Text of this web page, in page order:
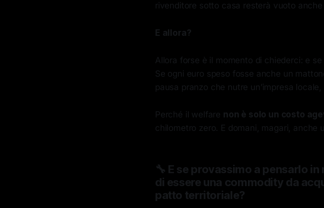
rivenditore sotto casa resterà vuoto anche
E allora?
Allora forse è il momento di chiederci: e se
Se ogni euro speso fosse anche un
pausa pranzo che nutre un’impresa
Perché il welfare non è solo un costo
chilometro zero. E domani, magari, anche
🔧 E se provassimo a pensarlo
di essere una commodity da
patto territoriale?